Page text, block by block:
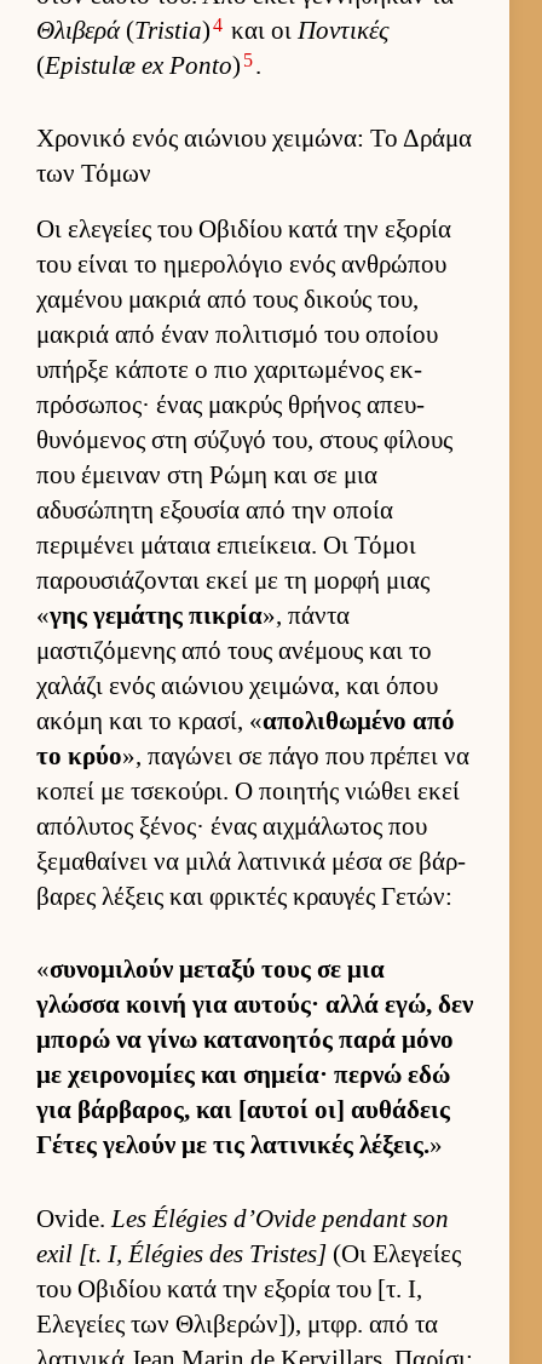
Θλιβερά(Tristia)4 και οι Ποντικές
(Epistulæ ex Ponto) 5.
Χρονικό ενός αιώνιου χειμώνα: Το Δράμα
των Τόμων
Οι ελεγείες του Οβιδίου κατά την εξορία
του εί­ναι το ημερολόγιο ενός αν­θρώπου
χαμένου μακριά από τους δικούς του,
μακριά από έναν πολιτισμό του οποίου
υπήρξε κάποτε ο πιο χαριτωμένος εκ­
πρόσωπος· ένας μακρύς θρήνος απευ­
θυνόμενος στη σύζυγό του, στους φίλους
που έμει­ναν στη Ρώμη και σε μια
αδυσώπητη εξου­σία από την οποία
περιμένει μάταια επιεί­κεια. Οι Τόμοι
παρου­σιάζονται εκεί με τη μορφή μιας
«γης γεμάτης πικρία», πάντα
μαστιζόμενης από τους ανέμους και το
χαλάζι ενός αιώνιου χει­μώνα, και όπου
ακόμη και το κρασί, «απολιθωμένο από
το κρύο», παγώνει σε πάγο που πρέπει να
κοπεί με τσεκού­ρι. Ο ποι­ητής νιώθει εκεί
απόλυτος ξένος· ένας αιχ­μάλωτος που
ξεμαθαί­νει να μιλά λατινικά μέσα σε βάρ­
βαρες λέξεις και φρικτές κραυ­γές Γετών:
«συνομιλούν μεταξύ τους σε μια
γλώσσα κοινή για αυ­τούς· αλλά εγώ, δεν
μπορώ να γίνω κατανοη­τός παρά μόνο
με χει­ρονομίες και σημεία· περνώ εδώ
για βάρ­βαρος, και [αυ­τοί οι] αυ­θάδεις
Γέτες γελούν με τις λατινικές λέξεις.»
Ovide.Les Élégies d’Ovide pendant son
exil [t. I, Élégies des Tristes] (Οι Ελεγείες
του Οβιδίου κατά την εξορία του [τ. Ι,
Ελεγείες των Θλιβερών]), μτ­φρ. από τα